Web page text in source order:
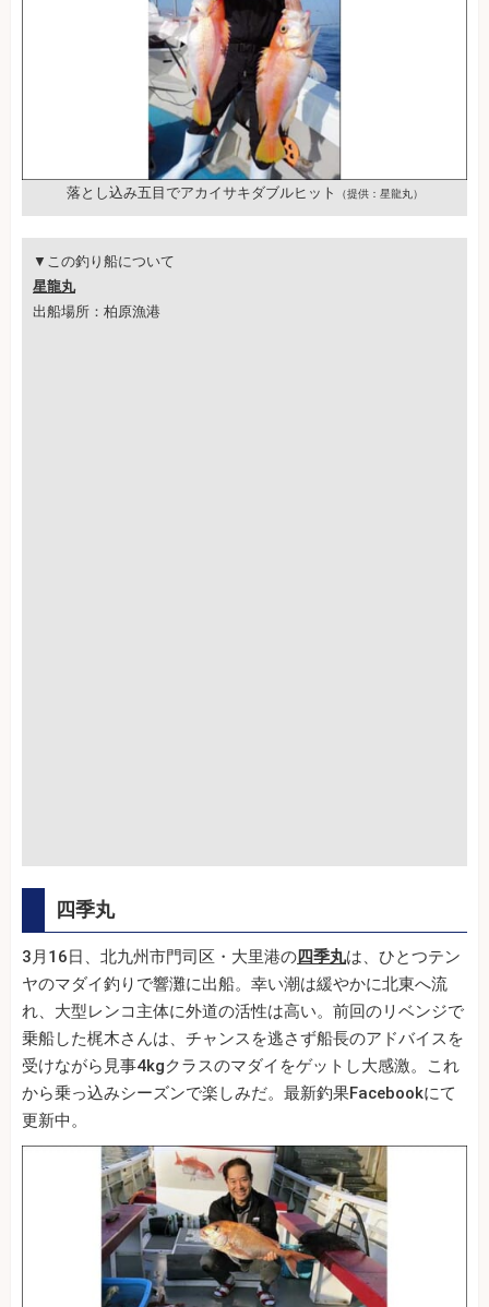
落とし込み五目でアカイサキダブルヒット （提供：星龍丸）
▼この釣り船について
星龍丸
出船場所：柏原漁港
四季丸
3月16日、北九州市門司区・大里港の四季丸は、ひとつテン
ヤのマダイ釣りで響灘に出船。幸い潮は緩やかに北東へ流
れ、大型レンコ主体に外道の活性は高い。前回のリベンジで
乗船した梶木さんは、チャンスを逃さず船長のアドバイスを
受けながら見事4kgクラスのマダイをゲットし大感激。これ
から乗っ込みシーズンで楽しみだ。最新釣果Facebookにて
更新中。